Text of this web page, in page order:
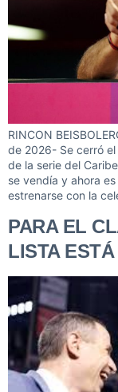
RINCON
de 2026- Se cerró
de la serie del
se vendía y ahora
estrenarse con la
PARA EL
LISTA